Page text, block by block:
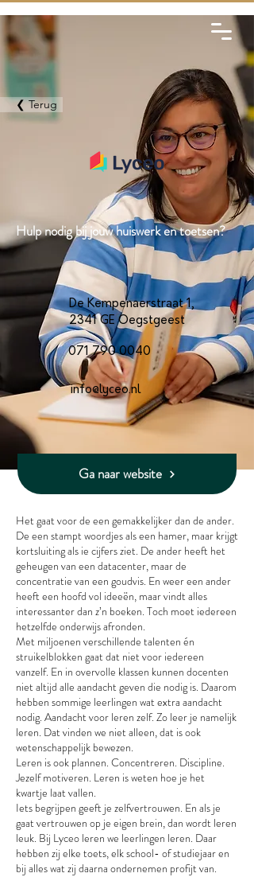
❮ Terug
Hulp nodig bij jouw huiswerk en toetsen?
De Kempenaerstraat 1,
2341 GE Oegstgeest
071 790 0040
info@lyceo.nl
Ga naar website
Het gaat voor de een gemakkelijker dan de ander.
De een stampt woordjes als een hamer, maar krijgt
kortsluiting als ie cijfers ziet. De ander heeft het
geheugen van een datacenter, maar de
concentratie van een goudvis. En weer een ander
heeft een hoofd vol ideeën, maar vindt alles
interessanter dan z’n boeken. Toch moet iedereen
hetzelfde onderwijs afronden.
Met miljoenen verschillende talenten én
struikelblokken gaat dat niet voor iedereen
vanzelf. En in overvolle klassen kunnen docenten
niet altijd alle aandacht geven die nodig is. Daarom
hebben sommige leerlingen wat extra aandacht
nodig. Aandacht voor leren zelf. Zo leer je namelijk
leren. Dat vinden we niet alleen, dat is ook
wetenschappelijk bewezen.
Leren is ook plannen. Concentreren. Discipline.
Jezelf motiveren. Leren is weten hoe je het
kwartje laat vallen.
Iets begrijpen geeft je zelfvertrouwen. En als je
gaat vertrouwen op je eigen brein, dan wordt leren
leuk. Bij Lyceo leren we leerlingen leren. Daar
hebben zij elke toets, elk school- of studiejaar en
bij alles wat zij daarna ondernemen profijt van.